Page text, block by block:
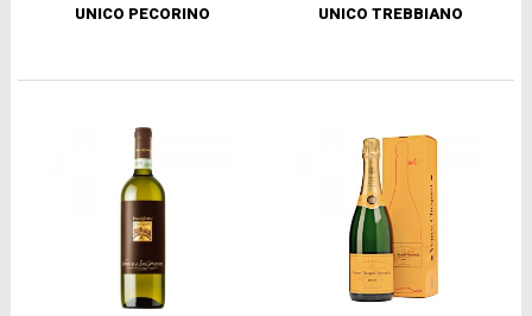
UNICO PECORINO UNICO TREBBIANO